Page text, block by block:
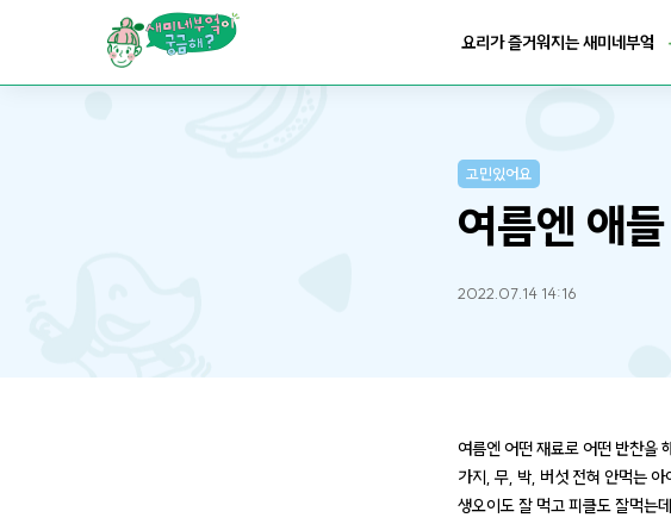
요리가 즐거워지는 새미네부엌
고민있어요
여름엔 애
2022.07.14 14:16
여름엔 어떤 재료로 어떤 반찬을
가지, 무, 박, 버섯 전혀 안먹는
생오이도 잘 먹고 피클도 잘먹는